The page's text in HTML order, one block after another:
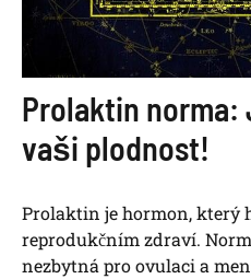
Prolaktin
vaši plodnost!
Prolaktin je hormon, který
reprodukčním zdraví.
nezbytná pro ovulaci a